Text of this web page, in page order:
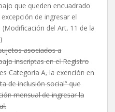
que queden encuadrado
de ingresar el
del Art. 11 de la
asociados a
inscriptas en el Registro
Categoría A, la exención en
de inclusión social” que
mensual de ingresar la